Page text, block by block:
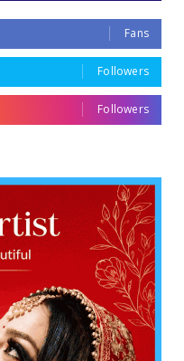
Fans
Followers
Followers